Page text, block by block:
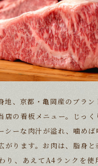
地、京都・亀岡産のブラン
店の看板メニュー。
じっ
シーな肉汁が溢れ、噛め
がります。 お肉は、脂身と
り、あえてA4ランクを使